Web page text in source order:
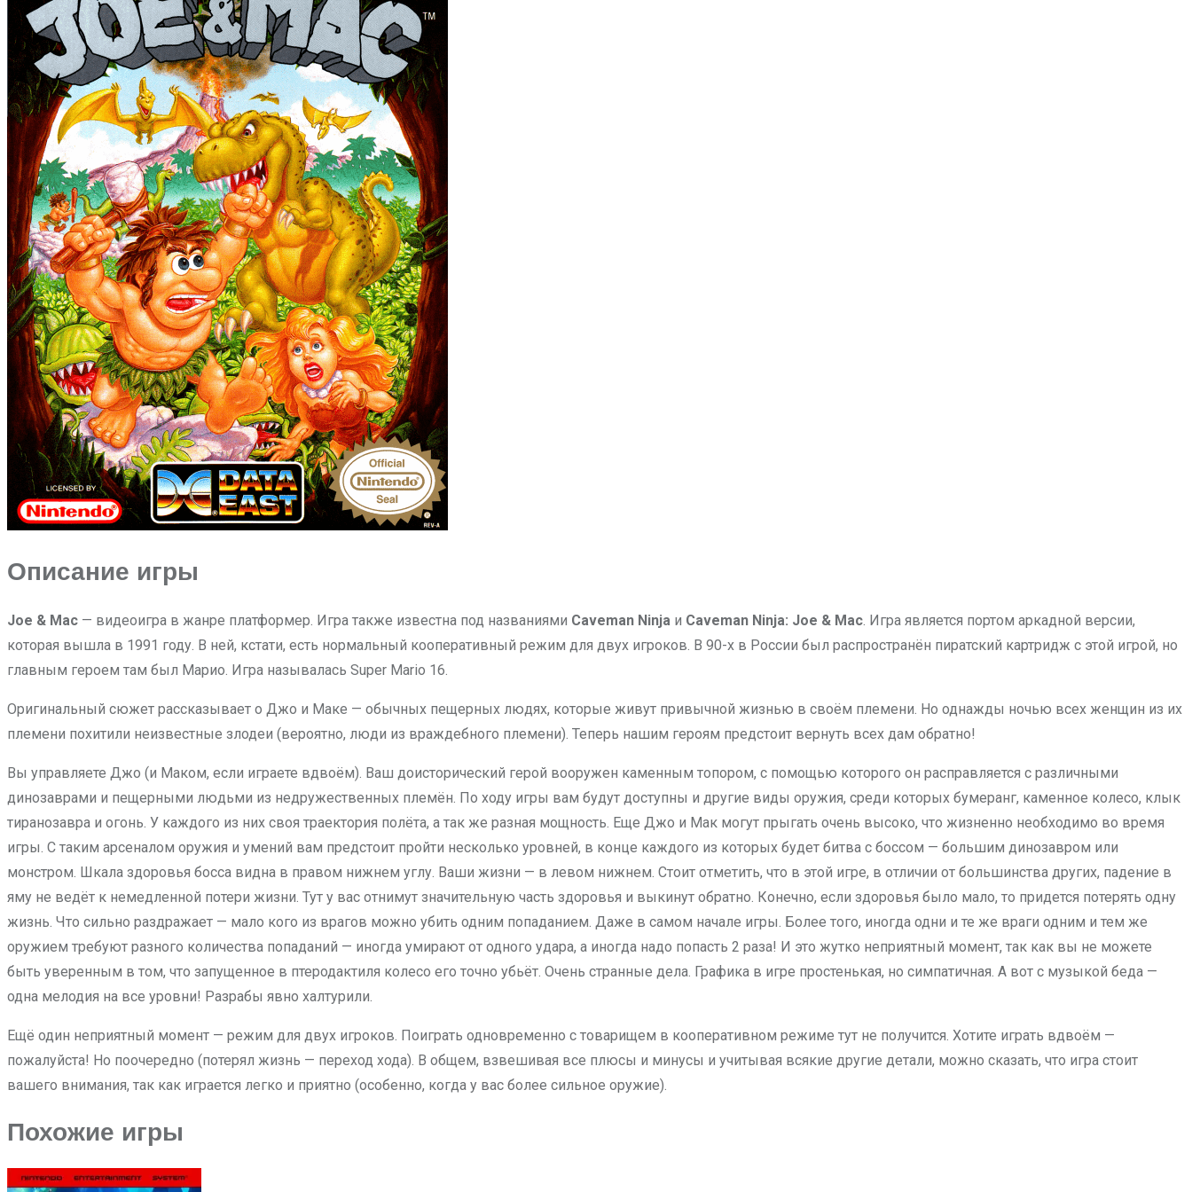
Описание игры
Joe & Mac — видеоигра в жанре платформер. Игра также известна под названиями Caveman Ninja и Caveman Ninja: Joe & Mac. Игра является портом аркадной версии,
которая вышла в 1991 году. В ней, кстати, есть нормальный кооперативный режим для двух игроков. В 90-х в России был распространён пиратский картридж с этой игрой, но
главным героем там был Марио. Игра называлась Super Mario 16.
Оригинальный сюжет рассказывает о Джо и Маке — обычных пещерных людях, которые живут привычной жизнью в своём племени. Но однажды ночью всех женщин из их
племени похитили неизвестные злодеи (вероятно, люди из враждебного племени). Теперь нашим героям предстоит вернуть всех дам обратно!
Вы управляете Джо (и Маком, если играете вдвоём). Ваш доисторический герой вооружен каменным топором, с помощью которого он расправляется с различными
динозаврами и пещерными людьми из недружественных племён. По ходу игры вам будут доступны и другие виды оружия, среди которых бумеранг, каменное колесо, клык
тиранозавра и огонь. У каждого из них своя траектория полёта, а так же разная мощность. Еще Джо и Мак могут прыгать очень высоко, что жизненно необходимо во время
игры. С таким арсеналом оружия и умений вам предстоит пройти несколько уровней, в конце каждого из которых будет битва с боссом — большим динозавром или
монстром. Шкала здоровья босса видна в правом нижнем углу. Ваши жизни — в левом нижнем. Стоит отметить, что в этой игре, в отличии от большинства других, падение в
яму не ведёт к немедленной потери жизни. Тут у вас отнимут значительную часть здоровья и выкинут обратно. Конечно, если здоровья было мало, то придется потерять одну
жизнь. Что сильно раздражает — мало кого из врагов можно убить одним попаданием. Даже в самом начале игры. Более того, иногда одни и те же враги одним и тем же
оружием требуют разного количества попаданий — иногда умирают от одного удара, а иногда надо попасть 2 раза! И это жутко неприятный момент, так как вы не можете
быть уверенным в том, что запущенное в птеродактиля колесо его точно убьёт. Очень странные дела. Графика в игре простенькая, но симпатичная. А вот с музыкой беда —
одна мелодия на все уровни! Разрабы явно халтурили.
Ещё один неприятный момент — режим для двух игроков. Поиграть одновременно с товарищем в кооперативном режиме тут не получится. Хотите играть вдвоём —
пожалуйста! Но поочередно (потерял жизнь — переход хода). В общем, взвешивая все плюсы и минусы и учитывая всякие другие детали, можно сказать, что игра стоит
вашего внимания, так как играется легко и приятно (особенно, когда у вас более сильное оружие).
Похожие игры